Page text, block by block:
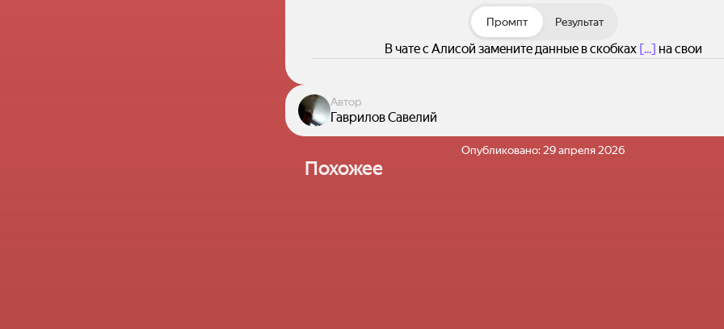
Промпт Результат
В чате с Алисой замените данные в скобках [...] на свои
Автор
Гаврилов Савелий
Опубликовано:29 апреля 2026
Похожее